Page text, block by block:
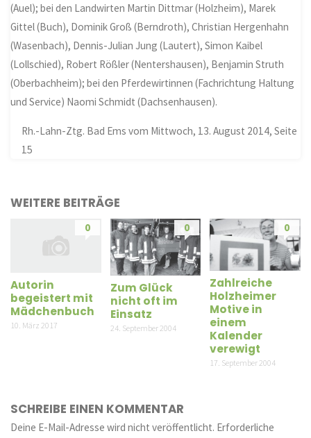
(Auel); bei den Landwirten Martin Dittmar (Holzheim), Marek
Gittel (Buch), Dominik Groß (Berndroth), Christian Hergenhahn
(Wasenbach), Dennis-Julian Jung (Lautert), Simon Kaibel
(Lollschied), Robert Rößler (Nentershausen), Benjamin Struth
(Oberbachheim); bei den Pferdewirtinnen (Fachrichtung Haltung
und Service) Naomi Schmidt (Dachsenhausen).
Rh.-Lahn-Ztg. Bad Ems vom Mittwoch, 13. August 2014, Seite
15
WEITERE BEITRÄGE
0
Autorin
begeistert mit
Mädchenbuch
10. März 2017
0
Zum Glück
nicht oft im
Einsatz
24. September 2004
0
Zahlreiche
Holzheimer
Motive in
einem
Kalender
verewigt
17. September 2004
SCHREIBE EINEN KOMMENTAR
Deine E-Mail-Adresse wird nicht veröffentlicht. Erforderliche